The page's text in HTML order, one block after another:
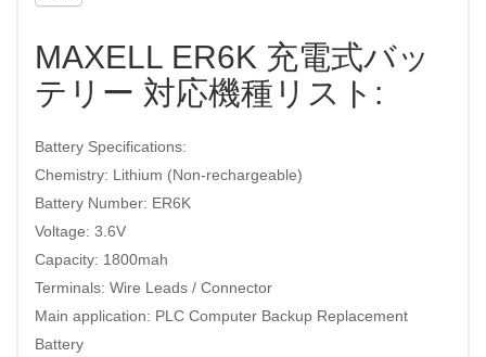
MAXELL ER6K 充電式バッ
テリー 対応機種リスト:
Battery Specifications:
Chemistry: Lithium (Non-rechargeable)
Battery Number: ER6K
Voltage: 3.6V
Capacity: 1800mah
Terminals: Wire Leads / Connector
Main application: PLC Computer Backup Replacement
Battery